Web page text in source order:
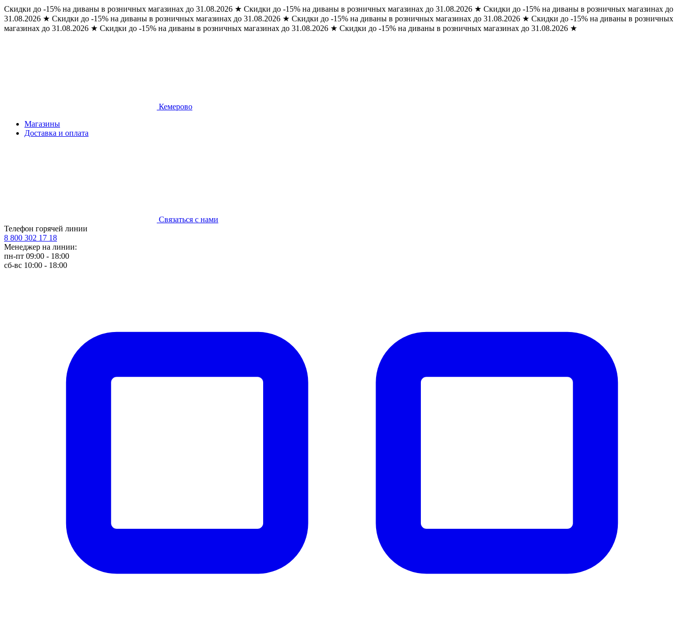
Скидки до -15% на диваны в розничных магазинах до 31.08.2026 ★ Скидки до -15% на диваны в розничных магазинах до 31.08.2026 ★ Скидки до -15% на диваны в розничных магазинах до
31.08.2026 ★ Скидки до -15% на диваны в розничных магазинах до 31.08.2026 ★ Скидки до -15% на диваны в розничных магазинах до 31.08.2026 ★ Скидки до -15% на диваны в розничных
магазинах до 31.08.2026 ★ Скидки до -15% на диваны в розничных магазинах до 31.08.2026 ★ Скидки до -15% на диваны в розничных магазинах до 31.08.2026 ★
Кемерово
Магазины
Доставка и оплата
Связаться с нами
Телефон горячей линии
8 800 302 17 18
Менеджер на линии:
пн-пт 09:00 - 18:00
сб-вс 10:00 - 18:00